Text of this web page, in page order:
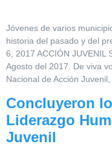
Jóvenes de varios
historia del pasado y del
6, 2017 ACCIÓN JUVENIL
Agosto del 2017. De viva
Nacional de Acción
Concluyeron
Liderazgo
Juvenil